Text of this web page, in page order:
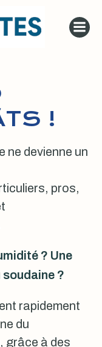
!
ne devienne un
pros,
? Une
soudaine ?
rapidement
du
grâce à des